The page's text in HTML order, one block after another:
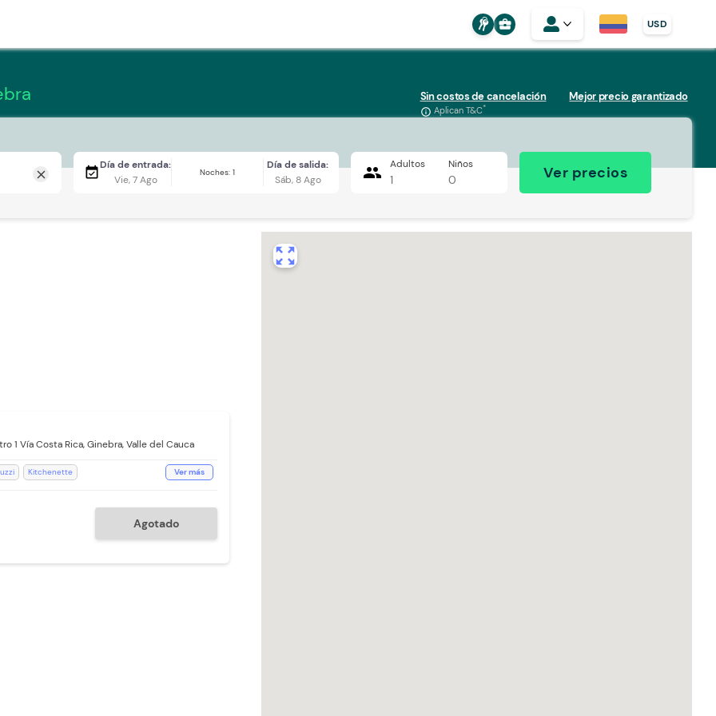
business_center USD
Sin costos de cancelación
info_outline Aplican T&C*
Mejor precio garantizado
close event_availableDía de entrada:
Vie, 7 Ago
Noches: 1
Día de salida:
Sáb, 8 Ago
people Adultos
1
Niños
0 Ver precios
1 Vía Costa Rica, Ginebra, Valle del Cauca
Kitchenette
Estación de Café
Ver más
Agotado
zoom_out_map